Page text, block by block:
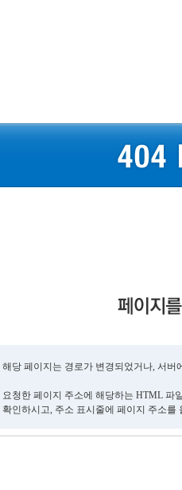
해당 페이지는 경로가 변경되었거나, 서
요청한 페이지 주소에 해당하는 HTML 파
확인하시고, 주소 표시줄에 페이지 주소